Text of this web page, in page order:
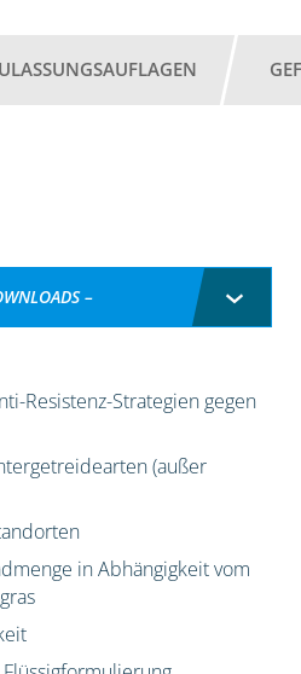
–
Resistenz-Strategien gegen
(außer
in Abhängigkeit vom